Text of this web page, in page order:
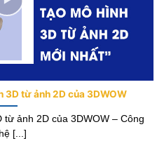
3D từ ảnh 2D của 3DWOW
ảnh 2D của 3DWOW – Công
[...]